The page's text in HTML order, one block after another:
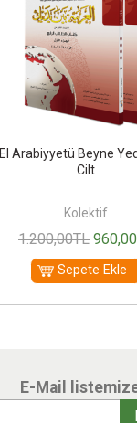
El Arabiyyetü Beyne
Cilt
Kolektif
1.200,00TL 960,00
Sepete Ekle
E-Mail listemize